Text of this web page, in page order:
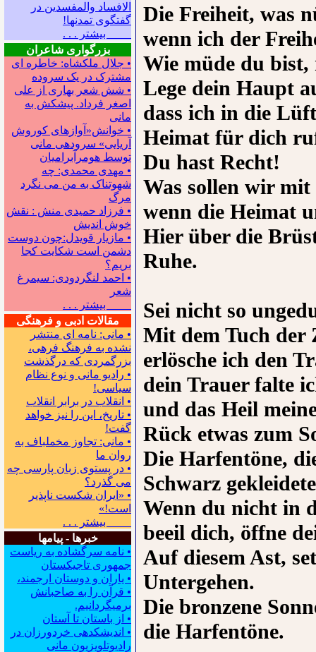
الافساد والمفسدین در
گفتگوی تمدنها!
بیشتر . . .
بزرگواری شاعران
• جلال ملکشاه: خاطره ای
مشترک در یک سروده
• شش شعر بهاری از علی
اصغر فرداد. پیشکش به
مانی
• خوانش«آوازهای کوروش
آریایی» سروده‍ی مانی
توسط هومرآبرامیان
• مهدی محمدی: چه
شهوتناک به من می نگرد
مرگ
• فرزاد حمیدی منش : نقش
خوش اندیش
• مازیار قویدل:چون دوست
دشمن است شکایت کجا
بریم؟
• احمد لنگردودی: سیمرغ
شعر
بیشتر . . .
مقالات ادبی و فرهنگی
• مانی: نامه ای منتشر
نشده به فرهنگ فرهی،
بزرگمردی که درگذشت
• رادیو مانی و نوع نظام
سیاسی!
• انقلاب در برابر انقلاب
• تاریخ، این را نیز خواهد
گفت!
• مانی: تجاوز مخملباف به
روان ما
• در پستوی زبان پارسی چه
می گذرد؟
• «ایران شکست ناپذیر
است!»
بیشتر . . .
خبرها - پیامها
• نامه سرگشاده به ریاست
جمهوری تاجیکستان
• یاران و دوستان ارجمند،
• قرآن را به صاحبانش
برمیگردانیم.
• از باستان تا آستان
• اندیشکده‍ی خردورزان در
رادیوتلویزیون مانی
Die Freiheit, was
wenn ich der
Wie müde du bist,
Lege dein Haupt
dass ich in die
Heimat für dich
Du hast Recht!
Was sollen wir
wenn die Heimat
Hier über die
Ruhe.
Sei nicht so
Mit dem Tuch der
erlösche ich den
dein Trauer falte
und das Heil
Rück etwas zum
Die Harfentöne,
Schwarz
Wenn du nicht in
beeil dich, öffne
Auf diesem Ast,
Untergehen.
Die bronzene
die Harfentöne.